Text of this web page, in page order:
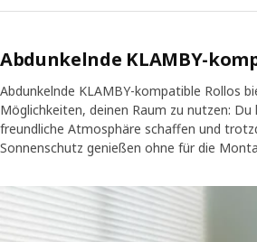
Abdunkelnde KLAMBY-
Abdunkelnde KLAMBY-kompatible Rollos
Möglichkeiten, deinen Raum zu nutzen: Du
freundliche Atmosphäre schaffen und
Sonnenschutz genießen ohne für die